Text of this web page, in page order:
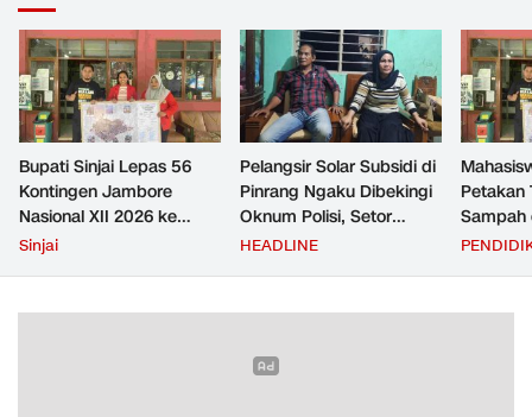
Bupati Sinjai Lepas 56
Kontingen Jambore
Nasional XII 2026 ke
Cibubur
Sinjai
Pelangsir Solar Subsidi di
Pinrang Ngaku Dibekingi
Oknum Polisi, Setor
Rp2,5 Juta Per Bulan Lalu
HEADLINE
Petakan
Sampah
untuk